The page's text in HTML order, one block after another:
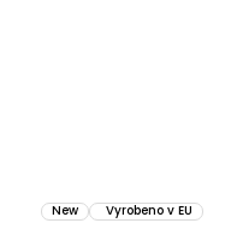
New Vyrobeno v EU